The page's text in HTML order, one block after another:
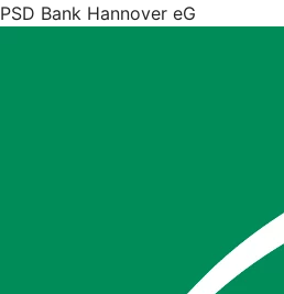
PSD Bank Hannover eG